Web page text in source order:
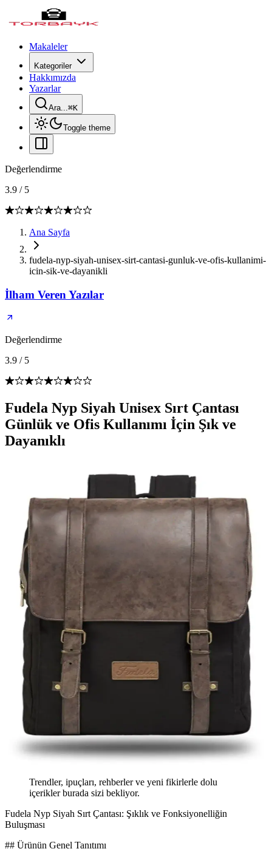
Makaleler
Kategoriler
Hakkımızda
Yazarlar
Ara...⌘K
Toggle theme
Değerlendirme
3.9 / 5
Ana Sayfa
fudela-nyp-siyah-unisex-sirt-cantasi-gunluk-ve-ofis-kullanimi-
icin-sik-ve-dayanikli
İlham Veren Yazılar
Değerlendirme
3.9 / 5
Fudela Nyp Siyah Unisex Sırt Çantası
Günlük ve Ofis Kullanımı İçin Şık ve
Dayanıklı
Trendler, ipuçları, rehberler ve yeni fikirlerle dolu
içerikler burada sizi bekliyor.
Fudela Nyp Siyah Sırt Çantası: Şıklık ve Fonksiyonelliğin
Buluşması
## Ürünün Genel Tanıtımı